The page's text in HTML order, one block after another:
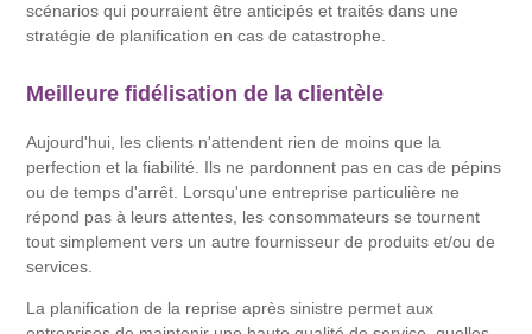
scénarios qui pourraient être anticipés et traités dans une
stratégie de planification en cas de catastrophe.
Meilleure fidélisation de la clientèle
Aujourd'hui, les clients n'attendent rien de moins que la
perfection et la fiabilité. Ils ne pardonnent pas en cas de pépins
ou de temps d'arrêt. Lorsqu'une entreprise particulière ne
répond pas à leurs attentes, les consommateurs se tournent
tout simplement vers un autre fournisseur de produits et/ou de
services.
La planification de la reprise après sinistre permet aux